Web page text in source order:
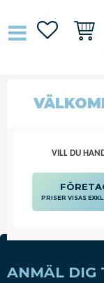
Favoriter
KABELHANTERING
ANMÄL DIG
VILL DU
PRISER VISAS